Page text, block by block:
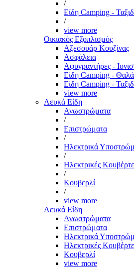
/
Είδη Camping -
/
view more
Οικιακός Εξοπλισμός
Αξεσουάρ Κουζίνας
Ασφάλεια
Αφυγραντήρες -
Είδη Camping -
Είδη Camping -
view more
Λευκά Είδη
Ανωστρώματα
/
Επιστρώματα
/
Ηλεκτρικά
/
Ηλεκτρικές
/
Κουβερλί
/
view more
Λευκά Είδη
Ανωστρώματα
Επιστρώματα
Ηλεκτρικά
Ηλεκτρικές
Κουβερλί
view more